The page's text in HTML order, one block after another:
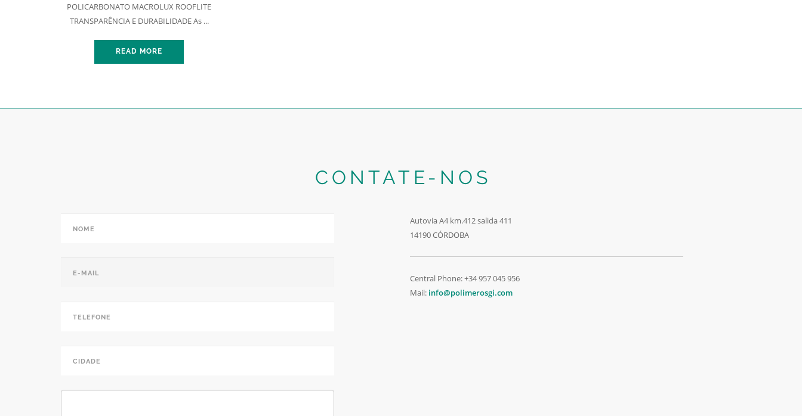
POLICARBONATO MACROLUX ROOFLITE
TRANSPARÊNCIA E DURABILIDADE As ...
READ MORE
CONTATE-NOS
Autovia A4 km.412 salida 411
14190 CÓRDOBA
Central Phone: +34 957 045 956
Mail: info@polimerosgi.com